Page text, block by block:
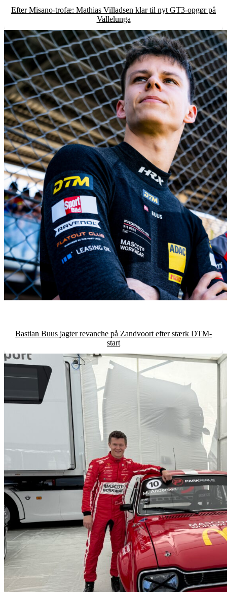
Efter Misano-trofæ: Mathias Villadsen klar til nyt GT3-opgør på
Vallelunga
Bastian Buus jagter revanche på Zandvoort efter stærk DTM-
start